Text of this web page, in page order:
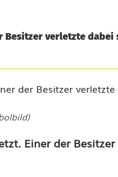
Besitzer verletzte
Einer der